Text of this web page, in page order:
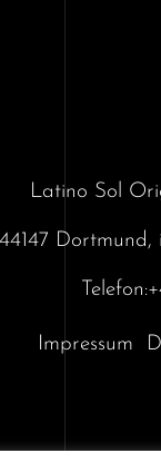
Latino Sol
44147 Dortmund,
Impressum